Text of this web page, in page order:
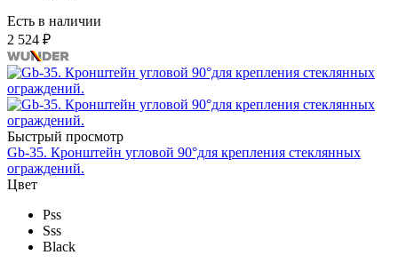
Есть в наличии
2 524 ₽
Быстрый просмотр
Gb-35. Кронштейн угловой 90°для крепления стеклянных
ограждений.
Цвет
Pss
Sss
Black